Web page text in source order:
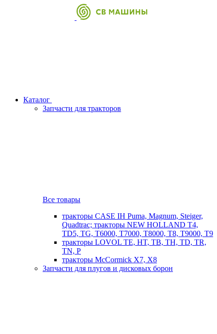
Каталог
Запчасти для тракторов
Все товары
тракторы CASE IH Puma, Magnum, Steiger,
Quadtrac; тракторы NEW HOLLAND T4,
TD5, TG, T6000, T7000, T8000, T8, T9000, T9
тракторы LOVOL TE, HT, TB, TH, TD, TR,
TN, P
тракторы McCormick X7, X8
Запчасти для плугов и дисковых борон